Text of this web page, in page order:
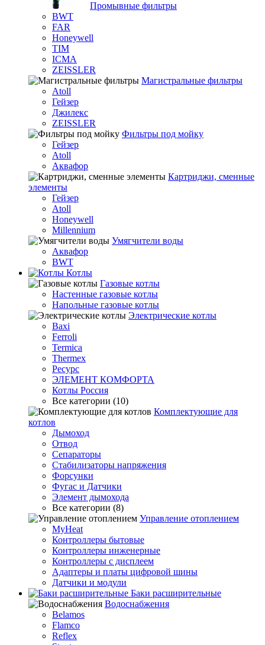
Промывные фильтры
BWT
FAR
Honeywell
TIM
ICMA
ZEISSLER
Магистральные фильтры
Atoll
Гейзер
Джилекс
ZEISSLER
Фильтры под мойку
Гейзер
Atoll
Аквафор
Картриджи, сменные
элементы
Гейзер
Atoll
Honeywell
Millennium
Умягчители воды
Аквафор
BWT
Котлы
Гaзовые котлы
Настенные газовые котлы
Напольные газовые котлы
Электрические котлы
Baxi
Ferroli
Termica
Thermex
Ресурс
ЭЛЕМЕНТ КОМФОРТА
Котлы Россия
Все категории (10)
Комплектующие для
котлов
Дымоход
Отвод
Сепараторы
Стабилизаторы напряжения
Форсунки
Фугас и Датчики
Элемент дымохода
Все категории (8)
Управление отоплением
MyHeat
Контроллеры бытовые
Контроллеры инженерные
Контроллеры с дисплеем
Адаптеры и платы цифровой шины
Датчики и модули
Баки расширительные
Водоснабжения
Belamos
Flamco
Reflex